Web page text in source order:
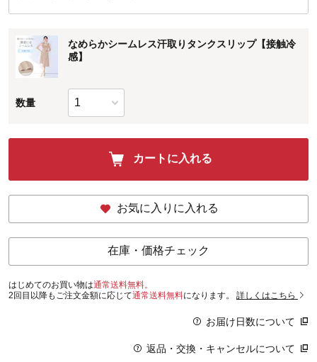
なめらかシームレス汗取りタンクスリップ【接触冷
感】
数量
カートに入れる
お気に入りに入れる
在庫・価格チェック
はじめてのお買い物は通常送料無料。
2回目以降もご注文金額に応じて通常送料無料になります。 詳しくはこちら
お届け日数について
返品・交換・キャンセルについて